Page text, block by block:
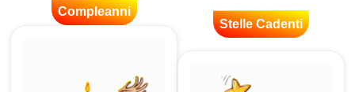
Compleanni
Stelle Cadenti